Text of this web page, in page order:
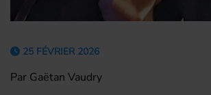
25 FÉVRIER 2026
Par Gaëtan Vaudry